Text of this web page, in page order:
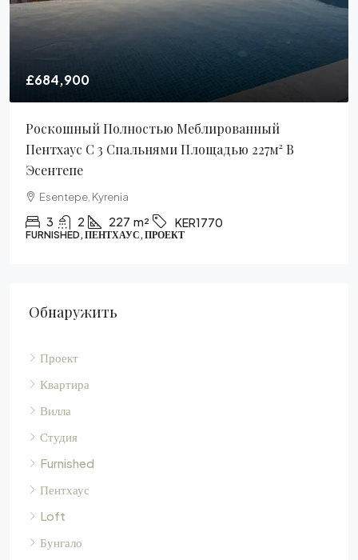
£684,900
Роскошный Полностью Меблированный
Пентхаус С 3 Спальнями Площадью 227м² В
Эсентепе
Esentepe, Kyrenia
3 2 227 m² KER1770
FURNISHED, ПЕНТХАУС, ПРОЕКТ
Обнаружить
Проект
Квартира
Вилла
Студия
Furnished
Пентхаус
Loft
Бунгало